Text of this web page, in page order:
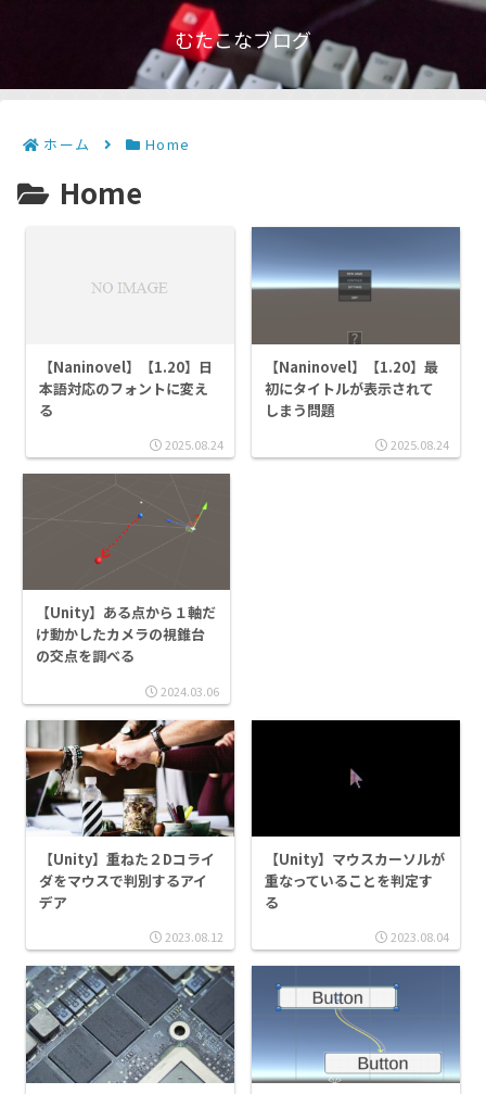
むたこなブログ
ホーム Home
Home
【Naninovel】【1.20】日
本語対応のフォントに変え
る
2025.08.24
【Naninovel】【1.20】最
初にタイトルが表示されて
しまう問題
2025.08.24
【Unity】ある点から１軸だ
け動かしたカメラの視錐台
の交点を調べる
2024.03.06
【Unity】重ねた２Dコライ
ダをマウスで判別するアイ
デア
2023.08.12
【Unity】マウスカーソルが
重なっていることを判定す
る
2023.08.04